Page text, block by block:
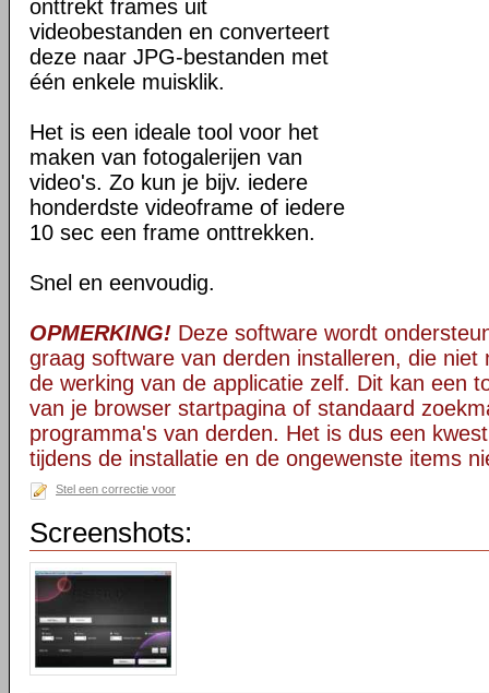
onttrekt frames uit
videobestanden en converteert
deze naar JPG-bestanden met
één enkele muisklik.
Het is een ideale tool voor het
maken van fotogalerijen van
video's. Zo kun je bijv. iedere
honderdste videoframe of iedere
10 sec een frame onttrekken.
Snel en eenvoudig.
OPMERKING! Deze software wordt
graag software van derden installeren, die niet
de werking van de applicatie zelf. Dit kan een
van je browser startpagina of standaard
programma's van derden. Het is dus een
tijdens de installatie en de ongewenste items
Stel een correctie voor
Screenshots: